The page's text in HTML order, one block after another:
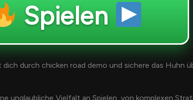
Spielen
durch chicken road demo und sichere das Huhn
unglaubliche Vielfalt an Spielen, von komplexen